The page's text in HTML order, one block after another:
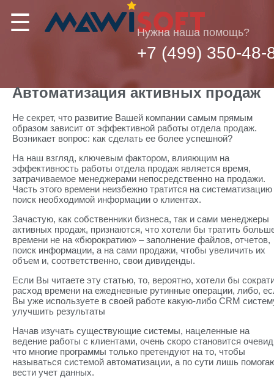
Нужна наша помощь?
+7 (499) 350-48-
☰
Автоматизация активных продаж
Не секрет, что развитие Вашей компании самым прямым
образом зависит от эффективной работы отдела продаж.
Возникает вопрос: как сделать ее более успешной?
На наш взгляд, ключевым фактором, влияющим на
эффективность работы отдела продаж является время,
затрачиваемое менеджерами непосредственно на продажи.
Часть этого времени неизбежно тратится на систематизацию
поиск необходимой информации о клиентах.
Зачастую, как собственники бизнеса, так и сами менеджеры
активных продаж, признаются, что хотели бы тратить
времени не на «бюрократию» – заполнение файлов, отчетов,
поиск информации, а на сами продажи, чтобы увеличить их
объем и, соответственно, свои дивиденды.
Если Вы читаете эту статью, то, вероятно, хотели бы
расход времени на ежедневные рутинные операции, либо,
Вы уже используете в своей работе какую-либо CRM
улучшить результаты
Начав изучать существующие системы, нацеленные на
ведение работы с клиентами, очень скоро становится
что многие программы только претендуют на то, чтобы
называться системой автоматизации, а по сути лишь
вести учет данных.